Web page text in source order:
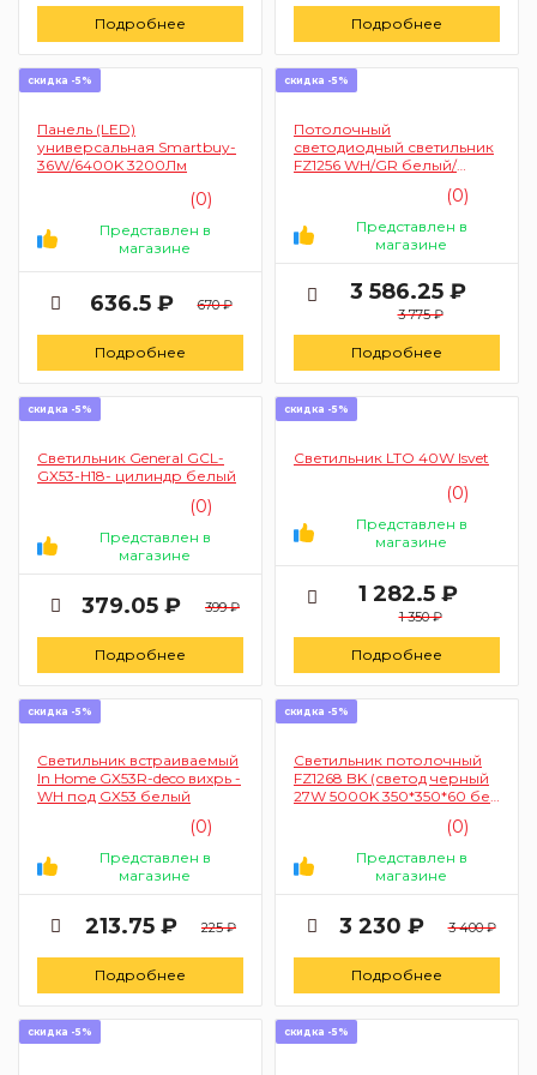
Подробнее Подробнее
скидка -5%
Панель (LED)
универсальная Smartbuy-
36W/6400K 3200Лм
(0)
Представлен в
магазине
636.5 ₽ 670 ₽
Подробнее
скидка -5%
Потолочный
светодиодный светильник
FZ1256 WH/GR белый/
350*350*60 (без ПДУ)(0)
Представлен в
магазине
3 586.25 ₽
3 775 ₽
Подробнее
скидка -5%
Светильник General GCL-
GX53-H18- цилиндр белый
(0)
Представлен в
магазине
379.05 ₽ 399 ₽
Подробнее
скидка -5%
Светильник LTO 40W Isvet
(0)
Представлен в
магазине
1 282.5 ₽
1 350 ₽
Подробнее
скидка -5%
Светильник встраиваемый
In Home GX53R-deco вихрь -
WH под GX53 белый
(0)
Представлен в
магазине
213.75 ₽ 225 ₽
Подробнее
скидка -5%
Светильник потолочный
FZ1268 BK (светод черный
27W 5000K 350*350*60 без
(0)
Представлен в
магазине
3 230 ₽ 3 400 ₽
Подробнее
скидка -5% скидка -5%